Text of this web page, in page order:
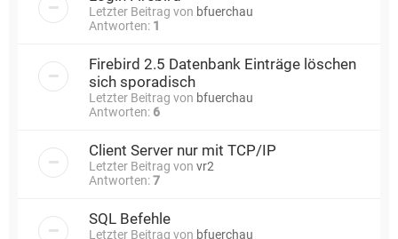
Letzter Beitrag von bfuerchau
Antworten: 1
Firebird 2.5 Datenbank Einträge löschen
sich sporadisch
Letzter Beitrag von bfuerchau
Antworten: 6
Client Server nur mit TCP/IP
Letzter Beitrag von vr2
Antworten:7
SQL Befehle
Letzter Beitrag von bfuerchau